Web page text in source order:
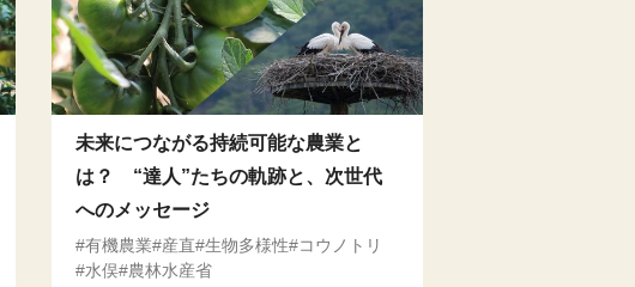
未来につながる持続可能な農業と
は？ “達人”たちの軌跡と、次世代
へのメッセージ
有機農業 産直 生物多様性
コウノトリ
水俣 農林水産省